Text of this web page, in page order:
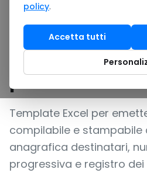
DDT,
trasporto:
compilabile
per PMI
Template Excel per
compilabile e stampabile
anagrafica destinatari,
progressiva e registro
policy.
Accetta tutti